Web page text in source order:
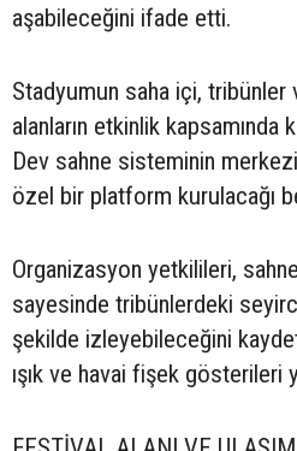
aşabileceğini ifade etti.
Stadyumun saha içi,
alanların etkinlik kapsamında
Dev sahne sisteminin
özel bir platform kurulacağı
Organizasyon yetkilileri,
sayesinde tribünlerdeki
şekilde izleyebileceğini
ışık ve havai fişek gösterileri